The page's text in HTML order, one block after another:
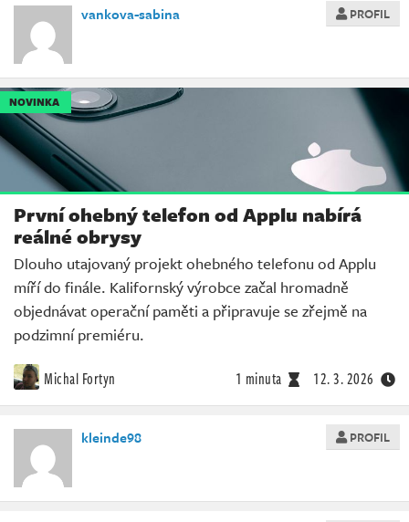
vankova-sabina PROFIL
NOVINKA
První ohebný telefon od Applu nabírá
reálné obrysy
Dlouho utajovaný projekt ohebného telefonu od Applu
míří do finále. Kalifornský výrobce začal hromadně
objednávat operační paměti a připravuje se zřejmě na
podzimní premiéru.
Michal Fortyn 1 minuta 12. 3. 2026
kleinde98 PROFIL